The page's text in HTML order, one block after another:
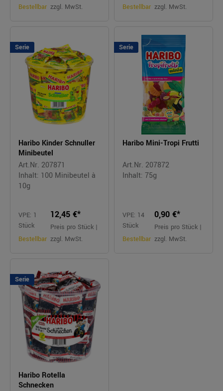
Bestellbar zzgl. MwSt.
Bestellbar zzgl. MwSt.
Serie
Haribo Kinder Schnuller
Minibeutel
Art.Nr. 207871
Inhalt: 100 Minibeutel à
10g
VPE: 1
Stück
Bestellbar
12,45 €*
Preis pro Stück |
zzgl. MwSt.
Serie
Haribo Mini-Tropi Frutti
Art.Nr. 207872
Inhalt: 75g
VPE: 14
Stück
Bestellbar
0,90 €*
Preis pro Stück |
zzgl. MwSt.
Serie
Haribo Rotella
Schnecken